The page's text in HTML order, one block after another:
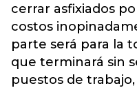
cerrar asfixiados
costos
parte será para la
que terminará sin
puestos de